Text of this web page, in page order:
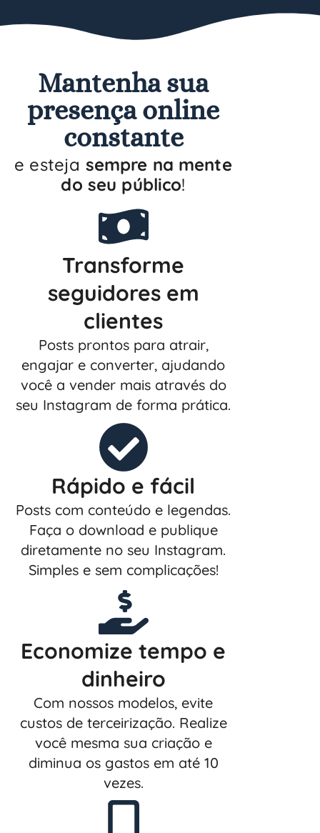
Mantenha sua
presença online
constante
e esteja sempre na mente
do seu público!
Transforme
seguidores em
clientes
Posts prontos para atrair,
engajar e converter, ajudando
você a vender mais através do
seu Instagram de forma prática.
Rápido e fácil
Posts com conteúdo e legendas.
Faça o download e publique
diretamente no seu Instagram.
Simples e sem complicações!
Economize tempo e
dinheiro
Com nossos modelos, evite
custos de terceirização. Realize
você mesma sua criação e
diminua os gastos em até 10
vezes.